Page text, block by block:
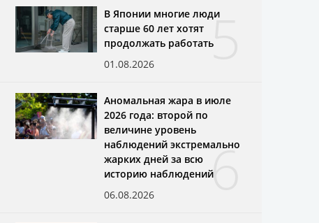
5
В Японии многие люди
старше 60 лет хотят
продолжать работать
01.08.2026
6
Аномальная жара в июле
2026 года: второй по
величине уровень
наблюдений экстремально
жарких дней за всю
историю наблюдений
06.08.2026